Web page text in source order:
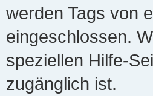
werden Tags von
eingeschlossen.
speziellen Hilfe-
zugänglich ist.